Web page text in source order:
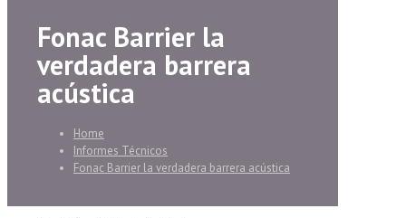
Fonac Barrier la
verdadera barrera
acústica
Home
Informes Técnicos
Fonac Barrier la verdadera barrera acústica